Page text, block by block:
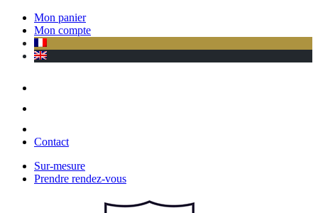
Mon panier
Mon compte
Contact
Sur-mesure
Prendre rendez-vous